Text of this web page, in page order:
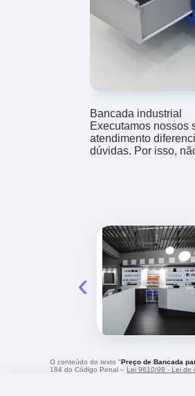
Bancada industrial
Executamos nossos
atendimento
dúvidas. Por isso,
‹
O conteúdo do texto "Preço de Bancada
184 do Código Penal – Lei 9610/98 - Lei de